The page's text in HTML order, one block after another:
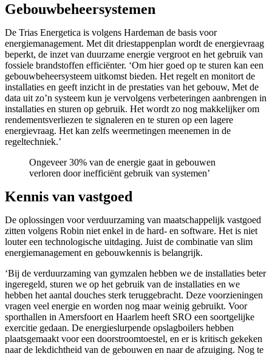
Gebouwbeheersystemen
De Trias Energetica is volgens Hardeman de basis voor
energiemanagement. Met dit driestappenplan wordt de energievraag
beperkt, de inzet van duurzame energie vergroot en het gebruik van
fossiele brandstoffen efficiënter. ‘Om hier goed op te sturen kan een
gebouwbeheersysteem uitkomst bieden. Het regelt en monitort de
installaties en geeft inzicht in de prestaties van het gebouw, Met de
data uit zo’n systeem kun je vervolgens verbeteringen aanbrengen in
installaties en sturen op gebruik. Het wordt zo nog makkelijker om
rendementsverliezen te signaleren en te sturen op een lagere
energievraag. Het kan zelfs weermetingen meenemen in de
regeltechniek.’
Ongeveer 30% van de energie gaat in gebouwen
verloren door inefficiënt gebruik van systemen’
Kennis van vastgoed
De oplossingen voor verduurzaming van maatschappelijk vastgoed
zitten volgens Robin niet enkel in de hard- en software. Het is niet
louter een technologische uitdaging. Juist de combinatie van slim
energiemanagement en gebouwkennis is belangrijk.
‘Bij de verduurzaming van gymzalen hebben we de installaties beter
ingeregeld, sturen we op het gebruik van de installaties en we
hebben het aantal douches sterk teruggebracht. Deze voorzieningen
vragen veel energie en worden nog maar weinig gebruikt. Voor
sporthallen in Amersfoort en Haarlem heeft SRO een soortgelijke
exercitie gedaan. De energieslurpende opslagboilers hebben
plaatsgemaakt voor een doorstroomtoestel, en er is kritisch gekeken
naar de lekdichtheid van de gebouwen en naar de afzuiging. Nog te